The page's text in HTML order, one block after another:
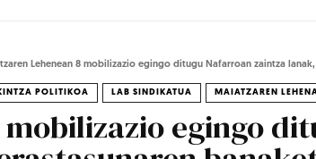
Lehenean 8 mobilizazio egingo ditugu Nafarroan zaintza
POLITIKOA LAB SINDIKATUA MAIATZAREN
egingo